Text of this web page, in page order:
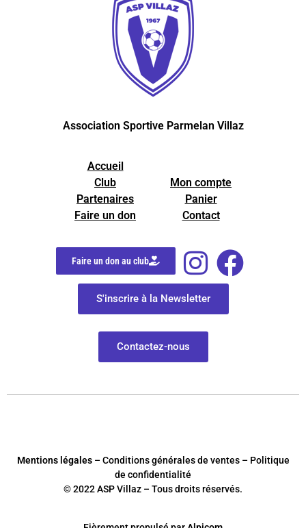
Association Sportive Parmelan Villaz
Accueil
Club
Partenaires
Faire un don
Mon compte
Panier
Contact
Faire un don au club
S'inscrire à la Newsletter
Contactez-nous
Mentions légales– Conditions générales de ventes – Politique
de confidentialité
© 2022 ASP Villaz – Tous droits réservés.